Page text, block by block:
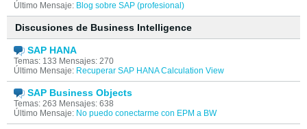
Último Mensaje: Blog sobre SAP (profesional)
Discusiones de Business Intelligence
SAP HANA
Temas: 133 Mensajes: 270
Último Mensaje: Recuperar SAP HANA Calculation View
SAP Business Objects
Temas: 263 Mensajes: 638
Último Mensaje: No puedo conectarme con EPM a BW